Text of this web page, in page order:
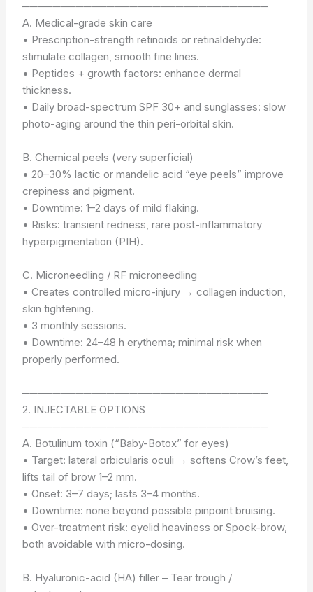
────────────────────────────────
A. Medical-grade skin care
• Prescription-strength retinoids or retinaldehyde:
stimulate collagen, smooth fine lines.
• Peptides + growth factors: enhance dermal
thickness.
• Daily broad-spectrum SPF 30+ and sunglasses: slow
photo-aging around the thin peri-orbital skin.
B. Chemical peels (very superficial)
• 20–30% lactic or mandelic acid “eye peels” improve
crepiness and pigment.
• Downtime: 1–2 days of mild flaking.
• Risks: transient redness, rare post-inflammatory
hyperpigmentation (PIH).
C. Microneedling / RF microneedling
• Creates controlled micro-injury → collagen induction,
skin tightening.
• 3 monthly sessions.
• Downtime: 24–48 h erythema; minimal risk when
properly performed.
────────────────────────────────
2. INJECTABLE OPTIONS
────────────────────────────────
A. Botulinum toxin (“Baby-Botox” for eyes)
• Target: lateral orbicularis oculi → softens Crow’s feet,
lifts tail of brow 1–2 mm.
• Onset: 3–7 days; lasts 3–4 months.
• Downtime: none beyond possible pinpoint bruising.
• Over-treatment risk: eyelid heaviness or Spock-brow,
both avoidable with micro-dosing.
B. Hyaluronic-acid (HA) filler – Tear trough /